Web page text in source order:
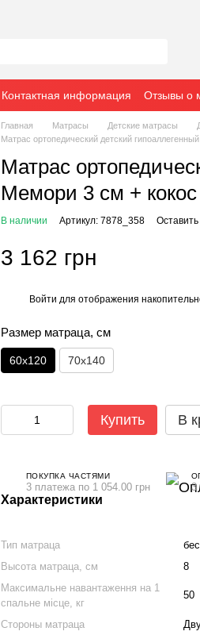
Контактная информация Отзывы о
Главная Матрасы Детские матрасы
Матрас ортопедический детский
Матрас
Мемори 3 см +
В наличии Артикул: 7878_358
3 162 грн
Войти для отображения
Размер матраца, см
60x120 70x140
Купить В
ПОКУПКА ЧАСТЯМИ
3 платежа по 1 054.00 грн 3
Характеристики
Тип матраца
Высота матраца, см
8
Максимальне навантаження на 1
спальне місце, кг
50
Стороны матраца